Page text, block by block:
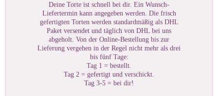
Deine Torte ist schnell bei dir. Ein Wunsch-
Liefertermin kann angegeben werden. Die frisch
gefertigten Torten werden standardmäßig als DHL
Paket versendet und täglich von DHL bei uns
abgeholt. Von der Online-Bestellung bis zur
Lieferung vergehen in der Regel nicht mehr als drei
bis fünf Tage:
Tag 1 = bestellt.
Tag 2 = gefertigt und verschickt.
Tag 3-5 = bei dir!